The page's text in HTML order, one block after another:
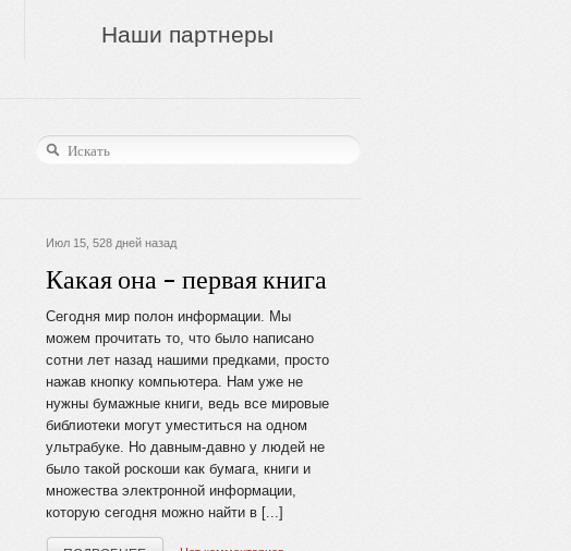
Наши партнеры
Июл 15, 528 дней назад
Какая она – первая книга
Сегодня мир полон информации. Мы
можем прочитать то, что было написано
сотни лет назад нашими предками, просто
нажав кнопку компьютера. Нам уже не
нужны бумажные книги, ведь все мировые
библиотеки могут уместиться на одном
ультрабуке. Но давным-давно у людей не
было такой роскоши как бумага, книги и
множества электронной информации,
которую сегодня можно найти в [...]